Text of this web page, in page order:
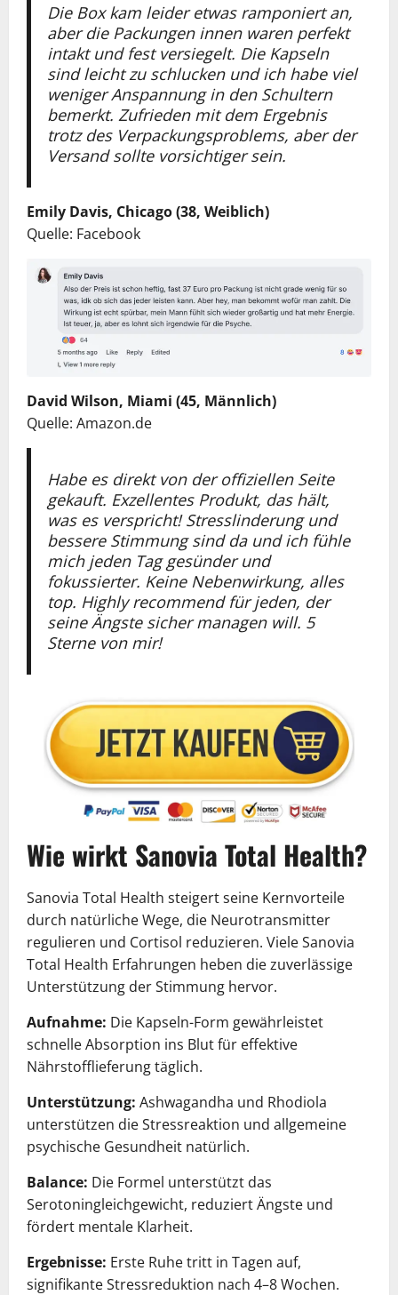
Die Box kam leider etwas ramponiert an,
aber die Packungen innen waren perfekt
intakt und fest versiegelt. Die Kapseln
sind leicht zu schlucken und ich habe viel
weniger Anspannung in den Schultern
bemerkt. Zufrieden mit dem Ergebnis
trotz des Verpackungsproblems, aber der
Versand sollte vorsichtiger sein.
Emily Davis, Chicago (38, Weiblich)
Quelle: Facebook
David Wilson, Miami (45, Männlich)
Quelle: Amazon.de
Habe es direkt von der offiziellen Seite
gekauft. Exzellentes Produkt, das hält,
was es verspricht! Stresslinderung und
bessere Stimmung sind da und ich fühle
mich jeden Tag gesünder und
fokussierter. Keine Nebenwirkung, alles
top. Highly recommend für jeden, der
seine Ängste sicher managen will. 5
Sterne von mir!
Wie wirkt Sanovia Total Health?
Sanovia Total Health steigert seine Kernvorteile
durch natürliche Wege, die Neurotransmitter
regulieren und Cortisol reduzieren. Viele Sanovia
Total Health Erfahrungen heben die zuverlässige
Unterstützung der Stimmung hervor.
Aufnahme: Die Kapseln-Form gewährleistet
schnelle Absorption ins Blut für effektive
Nährstofflieferung täglich.
Unterstützung: Ashwagandha und Rhodiola
unterstützen die Stressreaktion und allgemeine
psychische Gesundheit natürlich.
Balance: Die Formel unterstützt das
Serotoningleichgewicht, reduziert Ängste und
fördert mentale Klarheit.
Ergebnisse: Erste Ruhe tritt in Tagen auf,
signifikante Stressreduktion nach 4–8 Wochen.